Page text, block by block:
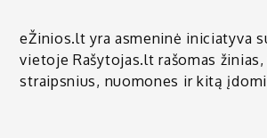
eŽinios.lt yra asmeninė iniciatyva
vietoje Rašytojas.lt rašomas žinias,
straipsnius, nuomones ir kitą